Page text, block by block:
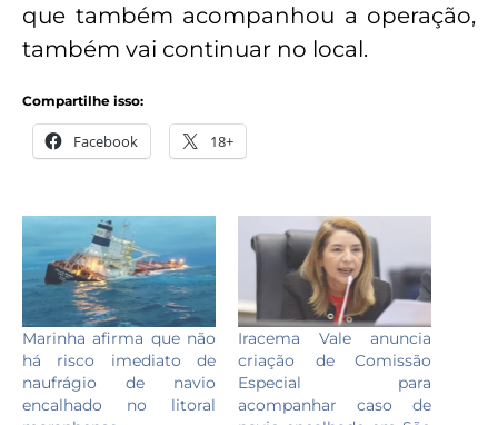
que também acompanhou a operação,
também vai continuar no local.
Compartilhe isso:
Facebook 18+
Marinha afirma que não
há risco imediato de
naufrágio de navio
encalhado no litoral
Iracema Vale anuncia
criação de Comissão
Especial para
acompanhar caso de